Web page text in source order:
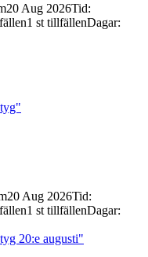
20 Aug 2026Tid:
1 st tillfällenDagar:
20 Aug 2026Tid:
1 st tillfällenDagar:
20:e augusti"